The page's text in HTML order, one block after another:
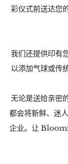
彩仪式前送达您
我们还提供印有
以添加气球或传
无论是送给亲密
都会将新鲜、迷
企业。让